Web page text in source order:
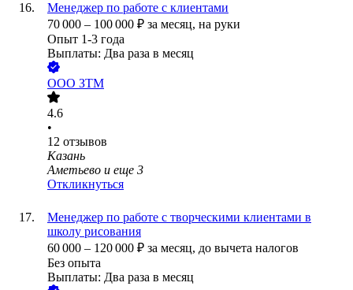
Менеджер по работе с клиентами
70 000 – 100 000 ₽ за месяц, на руки
Опыт 1-3 года
Выплаты: Два раза в месяц
ООО ЗТМ
4.6
•
12 отзывов
Казань
Аметьево и еще 3
Откликнуться
Менеджер по работе с творческими клиентами в
школу рисования
60 000 – 120 000 ₽ за месяц, до вычета налогов
Без опыта
Выплаты: Два раза в месяц